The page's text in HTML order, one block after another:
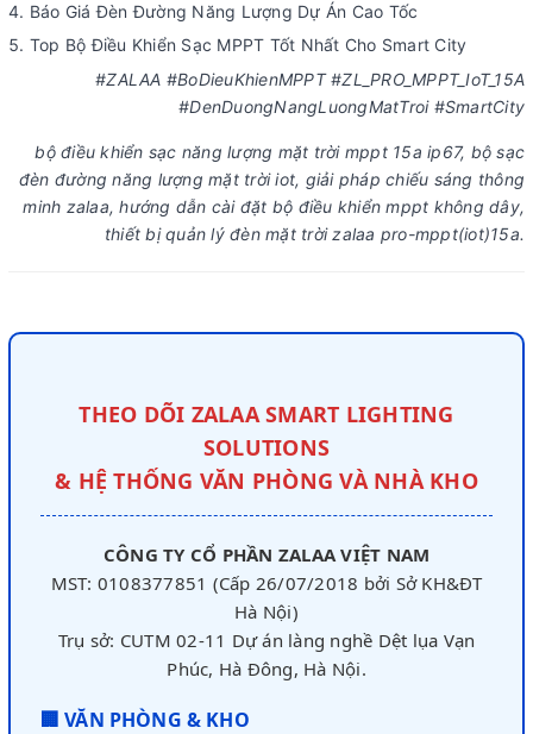
Báo Giá Đèn Đường Năng Lượng Dự Án Cao Tốc
Top Bộ Điều Khiển Sạc MPPT Tốt Nhất Cho Smart City
#ZALAA #BoDieuKhienMPPT #ZL_PRO_MPPT_IoT_15A
#DenDuongNangLuongMatTroi #SmartCity
bộ điều khiển sạc năng lượng mặt trời mppt 15a ip67, bộ sạc
đèn đường năng lượng mặt trời iot, giải pháp chiếu sáng thông
minh zalaa, hướng dẫn cài đặt bộ điều khiển mppt không dây,
thiết bị quản lý đèn mặt trời zalaa pro-mppt(iot)15a.
THEO DÕI ZALAA SMART LIGHTING
SOLUTIONS
& HỆ THỐNG VĂN PHÒNG VÀ NHÀ KHO
CÔNG TY CỔ PHẦN ZALAA VIỆT NAM
MST: 0108377851 (Cấp 26/07/2018 bởi Sở KH&ĐT
Hà Nội)
Trụ sở: CUTM 02-11 Dự án làng nghề Dệt lụa Vạn
Phúc, Hà Đông, Hà Nội.
🏢 VĂN PHÒNG & KHO